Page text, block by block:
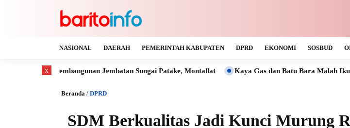
NASIONAL DAERAH PEMERINTAH KABUPATEN DPRD EKONOMI SOSBUD
Jembatan Sungai Patake, Montallat Kaya Gas dan Batu Bara Malah Ikut Gelap,
Beranda / DPRD
SDM Berkualitas Jadi Kunci Murung
x